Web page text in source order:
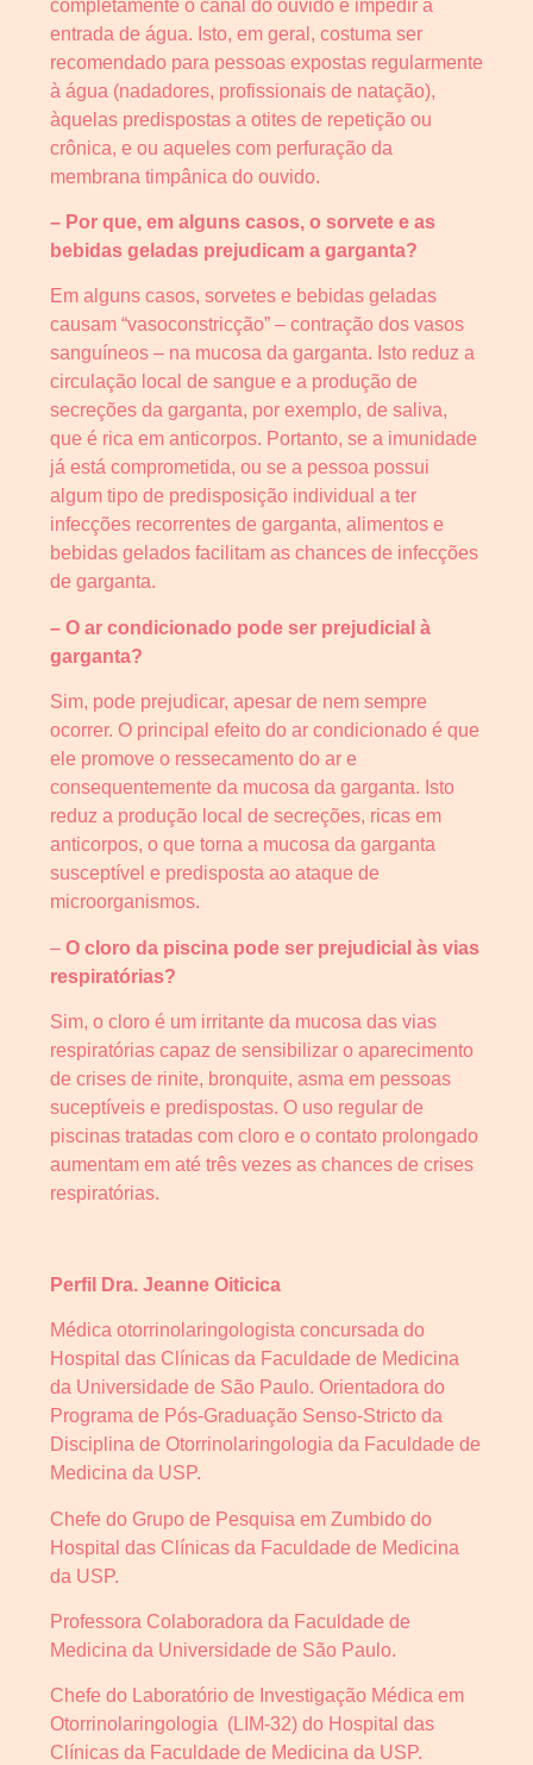
completamente o canal do ouvido e impedir a
entrada de água. Isto, em geral, costuma ser
recomendado para pessoas expostas regularmente
à água (nadadores, profissionais de natação),
àquelas predispostas a otites de repetição ou
crônica, e ou aqueles com perfuração da
membrana timpânica do ouvido.
– Por que, em alguns casos, o sorvete e as
bebidas geladas prejudicam a garganta?
Em alguns casos, sorvetes e bebidas geladas
causam “vasoconstricção” – contração dos vasos
sanguíneos – na mucosa da garganta. Isto reduz a
circulação local de sangue e a produção de
secreções da garganta, por exemplo, de saliva,
que é rica em anticorpos. Portanto, se a imunidade
já está comprometida, ou se a pessoa possui
algum tipo de predisposição individual a ter
infecções recorrentes de garganta, alimentos e
bebidas gelados facilitam as chances de infecções
de garganta.
– O ar condicionado pode ser prejudicial à
garganta?
Sim, pode prejudicar, apesar de nem sempre
ocorrer. O principal efeito do ar condicionado é que
ele promove o ressecamento do ar e
consequentemente da mucosa da garganta. Isto
reduz a produção local de secreções, ricas em
anticorpos, o que torna a mucosa da garganta
susceptível e predisposta ao ataque de
microorganismos.
– O cloro da piscina pode ser prejudicial às vias
respiratórias?
Sim, o cloro é um irritante da mucosa das vias
respiratórias capaz de sensibilizar o aparecimento
de crises de rinite, bronquite, asma em pessoas
suceptíveis e predispostas. O uso regular de
piscinas tratadas com cloro e o contato prolongado
aumentam em até três vezes as chances de crises
respiratórias.
Perfil Dra. Jeanne Oiticica
Médica otorrinolaringologista concursada do
Hospital das Clínicas da Faculdade de Medicina
da Universidade de São Paulo. Orientadora do
Programa de Pós-Graduação Senso-Stricto da
Disciplina de Otorrinolaringologia da Faculdade de
Medicina da USP.
Chefe do Grupo de Pesquisa em Zumbido do
Hospital das Clínicas da Faculdade de Medicina
da USP.
Professora Colaboradora da Faculdade de
Medicina da Universidade de São Paulo.
Chefe do Laboratório de Investigação Médica em
Otorrinolaringologia (LIM-32) do Hospital das
Clínicas da Faculdade de Medicina da USP.